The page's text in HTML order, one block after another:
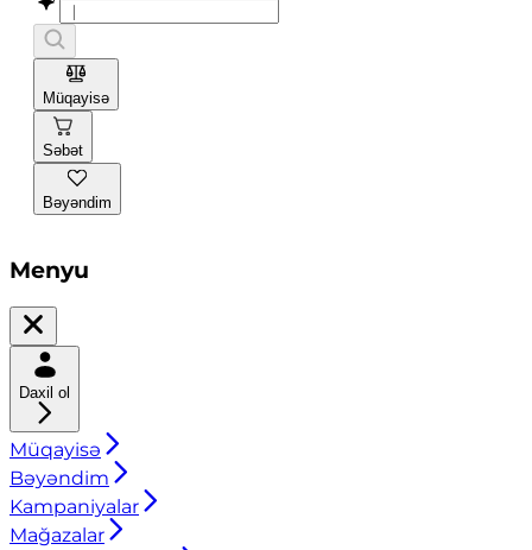
Müqayisə
Səbət
Bəyəndim
Menyu
Daxil ol
Müqayisə
Bəyəndim
Kampaniyalar
Mağazalar